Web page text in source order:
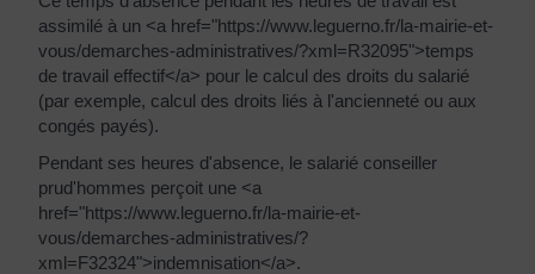
assimilé à un <a href="https://www.leguerno.fr/la-mairie-et-
vous/demarches-administratives/?xml=R32095">temps
de travail effectif</a> pour le calcul des droits du salarié
(par exemple, calcul des droits liés à l'ancienneté ou aux
congés payés).
Pendant ses heures d'absence, le salarié conseiller
prud'hommes perçoit une <a
href="https://www.leguerno.fr/la-mairie-et-
vous/demarches-administratives/?
xml=F32324">indemnisation</a>.